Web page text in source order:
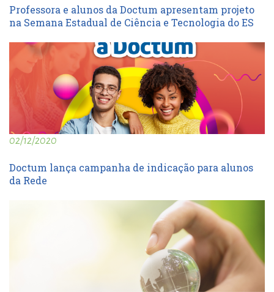
Professora e alunos da Doctum apresentam projeto
na Semana Estadual de Ciência e Tecnologia do ES
02/12/2020
Doctum lança campanha de indicação para alunos
da Rede